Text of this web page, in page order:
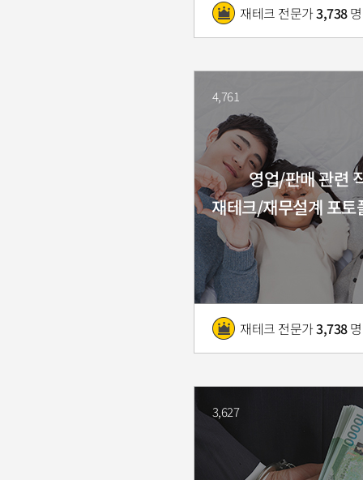
재테크 전문가3,738명
영업/판매 관련
재테크/재무설계 포토
재테크 전문가3,738명
4,761
3,627